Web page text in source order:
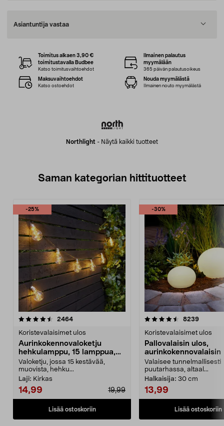
Asiantuntija vastaa
Northlight - Näytä kaikki tuotteet
Toimitus alkaen 3,90 €
toimitustavalla Budbee
Katso toimitusvaihtoehdot
Ilmainen palautus
myymälään
365 päivän palautusoikeus
Maksuvaihtoehdot
Katso ostoehdot
Nouda myymälästä
Ilmainen nouto myymälästä
Saman kategorian hittituotteet
-25%
2464arvostelut
Koristevalaisimet ulos
Aurinkokennovaloketju
hehkulamppu, 15 lamppua,
7,2 m
Valoketju, jossa 15 kestävää,
muovista, hehku...
Laji: Kirkas
14,99 19,99
Lisää ostoskoriin
-30%
4.5 viidestä
8239
Koristevalaisimet ulos
Pallovalaisin ulos,
aurinkokennovalaisin
Valaisee tunnelmallisesti
puutarhassa, altaal...
Halkaisija: 30 cm
13,99
Lisää ostoskoriin
4.5 viidestä